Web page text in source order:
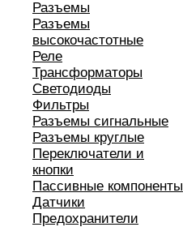
Разъемы
Разъемы
высокочастотные
Реле
Трансформаторы
Светодиоды
Фильтры
Разъемы сигнальные
Разъемы круглые
Переключатели и
кнопки
Пассивные компоненты
Датчики
Предохранители